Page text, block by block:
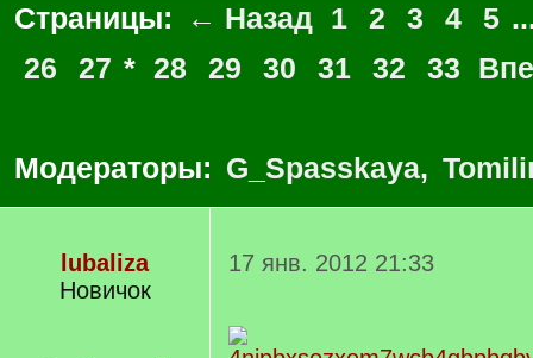
Страницы: ← Назад 1 2 3 4 5
26
27 * 28 29 30 31 32 33
Модераторы: G_Spasskaya,
lubaliza
Новичок
17 янв. 2012 21:33